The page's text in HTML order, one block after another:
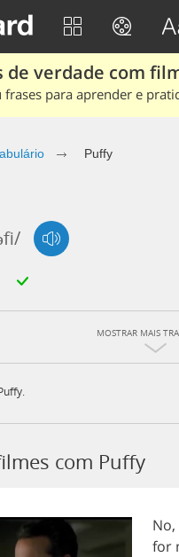
de verdade com
para aprender e
Puffy
MOSTRAR MAIS
com Puffy
No,
for